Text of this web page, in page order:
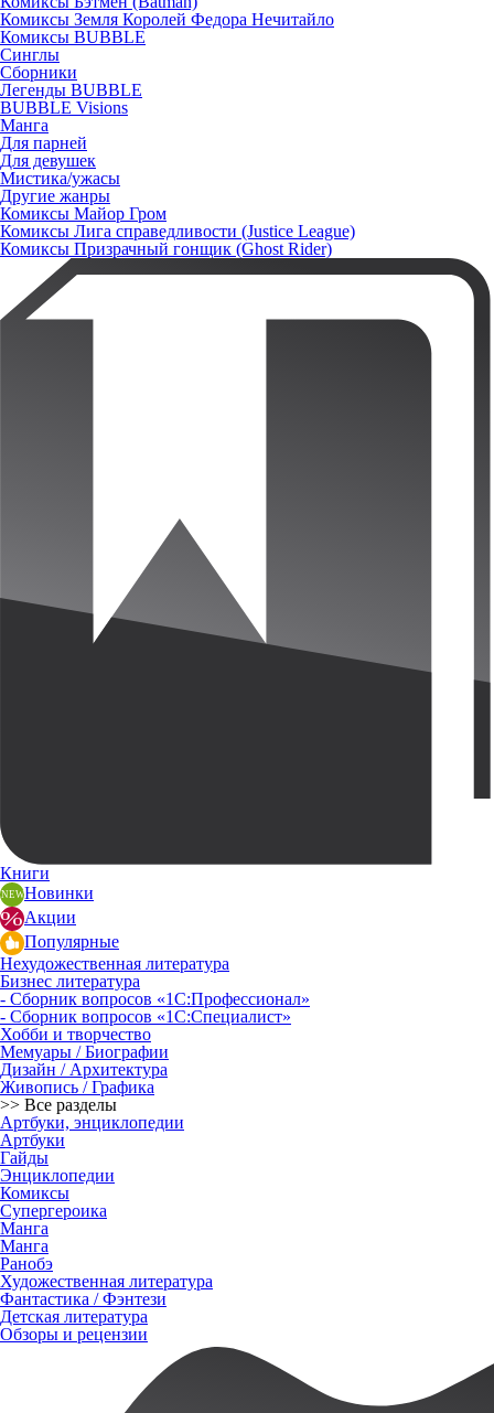
Комиксы Земля Королей Федора Нечитайло
Комиксы BUBBLE
Синглы
Сборники
Легенды BUBBLE
BUBBLE Visions
Манга
Для парней
Для девушек
Мистика/ужасы
Другие жанры
Комиксы Майор Гром
Комиксы Лига справедливости (Justice League)
Комиксы Призрачный гонщик (Ghost Rider)
Книги
Новинки
Акции
Популярные
Нехудожественная литература
Бизнес литература
- Сборник вопросов «1С:Профессионал»
- Сборник вопросов «1С:Специалист»
Хобби и творчество
Мемуары / Биографии
Дизайн / Архитектура
Живопись / Графика
>> Все разделы
Артбуки, энциклопедии
Артбуки
Гайды
Энциклопедии
Комиксы
Супергероика
Манга
Манга
Ранобэ
Художественная литература
Фантастика / Фэнтези
Детская литература
Обзоры и рецензии